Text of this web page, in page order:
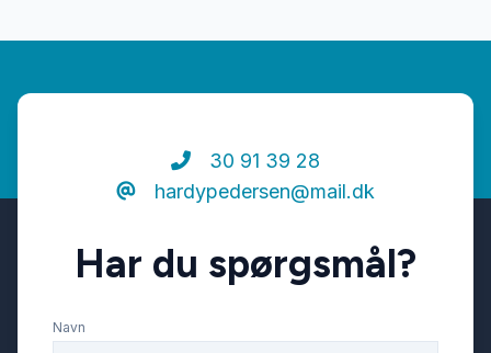
30 91 39 28
hardypedersen@mail.dk
Har du spørgsmål?
Navn